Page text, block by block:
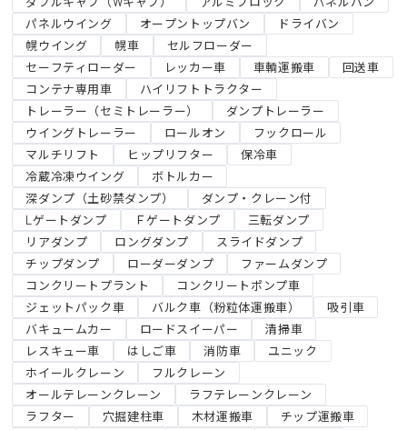
パネルウイング
オープントップバン
ドライバン
幌ウイング
幌車
セルフローダー
セーフティローダー
レッカー車 車輌運搬車
回送車
コンテナ専用車
ハイリフトトラクター
トレーラー（セミトレーラー）
ダンプトレーラー
ウイングトレーラー
ロールオン
フックロール
マルチリフト
ヒップリフター
保冷車
冷蔵冷凍ウイング
ボトルカー
深ダンプ（土砂禁ダンプ）
ダンプ・クレーン付
Lゲートダンプ
Ｆゲートダンプ
三転ダンプ
リアダンプ
ロングダンプ
スライドダンプ
チップダンプ
ローダーダンプ
ファームダンプ
コンクリートプラント
コンクリートポンプ車
ジェットパック車
バルク車（粉粒体運搬車）
吸引車
バキュームカー
ロードスイーパー
清掃車
レスキュー車
はしご車 消防車
ユニック
ホイールクレーン
フルクレーン
オールテレーンクレーン
ラフテレーンクレーン
ラフター
穴掘建柱車 木材運搬車
チップ運搬車